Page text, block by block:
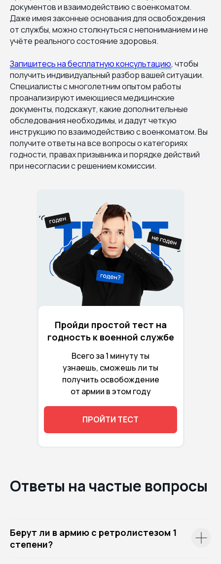
документов и взаимодействию с военкоматом.
Даже имея законные основания для освобождения
от службы, можно столкнуться с непониманием и не
учёте реального состояние здоровья.
Запишитесь на бесплатную консультацию, чтобы
получить индивидуальный разбор вашей ситуации.
Специалисты с многолетним опытом работы
проанализируют имеющиеся медицинские
документы, подскажут, какие дополнительные
обследования необходимы, и дадут четкую
инструкцию по взаимодействию с военкоматом. Вы
получите ответы на все вопросы о категориях
годности, правах призывника и порядке действий
при несогласии с решением комиссии.
Всего за 1 минуту ты
узнаешь, сможешь ли ты
получить освобождение
от армии в этом году
Пройди простой тест на
годность к военной службе
ПРОЙТИ ТЕСТ
Ответы на частые вопросы
Берут ли в армию с ретролистезом 1
степени?